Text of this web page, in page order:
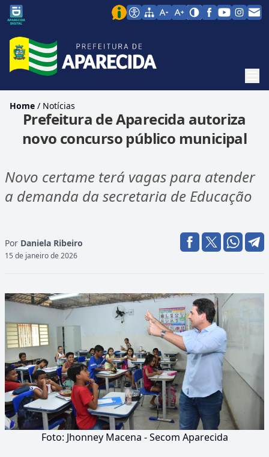
Home / Notícias
Prefeitura de Aparecida autoriza
novo concurso público municipal
Novo certame terá vagas para atender
a demanda da secretaria de Educação
Por Daniela Ribeiro
15 de janeiro de 2026
Foto: Jhonney Macena - Secom Aparecida